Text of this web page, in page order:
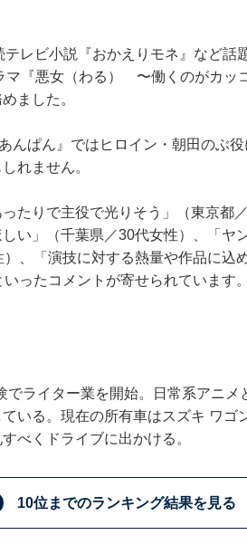
レビ小説『おかえりモネ』など話
マ『悪女（わる） 〜働くのがカッ
ました。
んぱん』ではヒロイン・朝田のぶ
れません。
たりで主役で光りそう」（東京都
い」（千葉県／30代女性）、「ヤ
、「演技に対する熱量や作品に込
ったコメントが寄せられています。
ライター業を開始。日常系アニメ
いる。現在の所有車はスズキ ワゴ
べくドライブに出かける。
10位までのランキング結果を見る